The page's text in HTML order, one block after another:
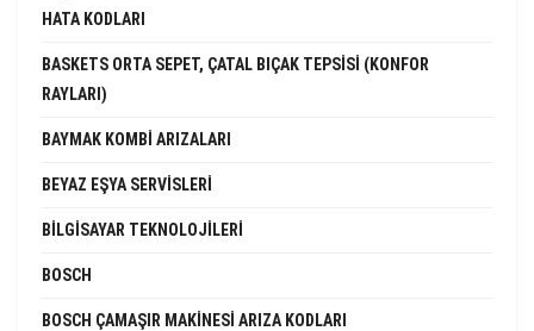
HATA KODLARI
BASKETS ORTA SEPET, ÇATAL BIÇAK TEPSISI (KONFOR
RAYLARI)
BAYMAK KOMBI ARIZALARI
BEYAZ EŞYA SERVISLERI
BILGISAYAR TEKNOLOJILERI
BOSCH
BOSCH ÇAMAŞIR MAKINESI ARIZA KODLARI